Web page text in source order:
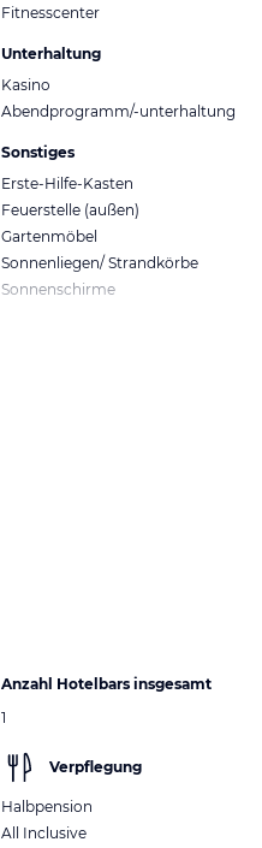
Fitnesscenter
Unterhaltung
Kasino
Abendprogramm/-unterhaltung
Sonstiges
Erste-Hilfe-Kasten
Feuerstelle (außen)
Gartenmöbel
Sonnenliegen/ Strandkörbe
Sonnenschirme
Anzahl Hotelbars insgesamt
1
Verpflegung
Halbpension
All Inclusive